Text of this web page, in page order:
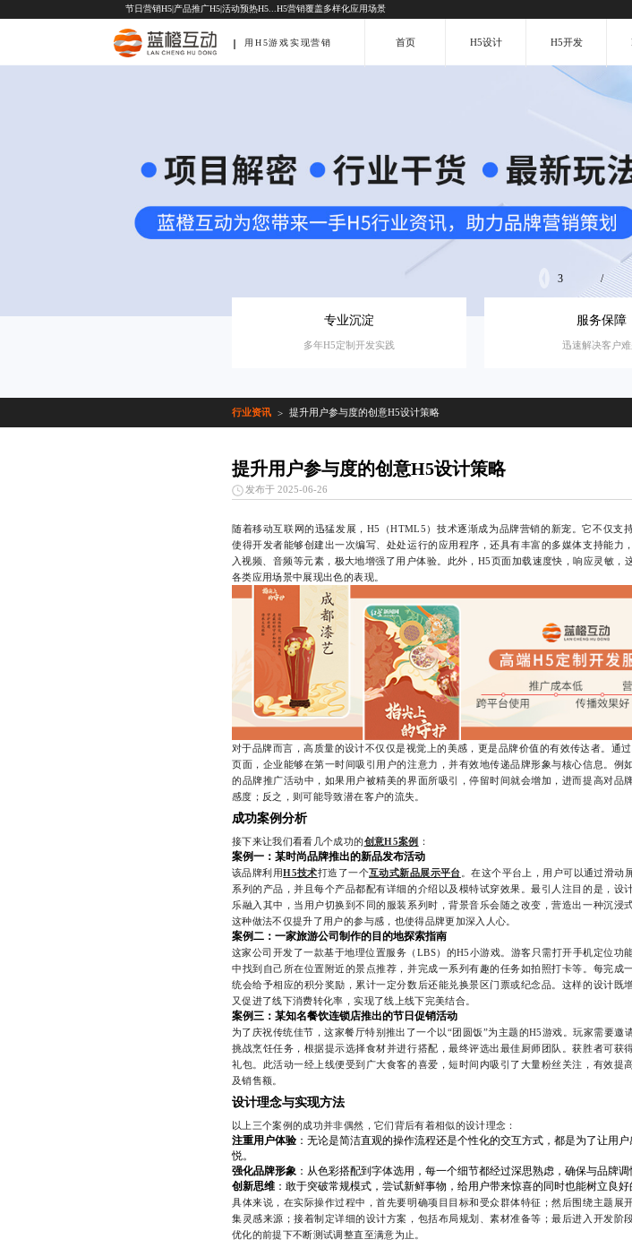
节日营销H5|产品推广H5|活动预热H5 ...H5营销覆盖多样化应用场景
用H5游戏实现营销 首页 H5设计 H5开发
3 /
专业沉淀
多年H5定制开发实践
服务保障
迅速解决客户难
行业资讯 > 提升用户参与度的创意H5设计策略
提升用户参与度的创意H5设计策略
发布于 2025-06-26
随着移动互联网的迅猛发展，H5（HTML5）技术逐渐成为品牌营销的新宠。它不仅支
使得开发者能够创建出一次编写、处处运行的应用程序，还具有丰富的多媒体支持能力
入视频、音频等元素，极大地增强了用户体验。此外，H5页面加载速度快，响应灵敏，
各类应用场景中展现出色的表现。
对于品牌而言，高质量的设计不仅仅是视觉上的美感，更是品牌价值的有效传达者。通
页面，企业能够在第一时间吸引用户的注意力，并有效地传递品牌形象与核心信息。例
的品牌推广活动中，如果用户被精美的界面所吸引，停留时间就会增加，进而提高对品
感度；反之，则可能导致潜在客户的流失。
成功案例分析
接下来让我们看看几个成功的创意H5案例 ：
案例一：某时尚品牌推出的新品发布活动
该品牌利用H5技术打造了一个互动式新品展示平台 。在这个平台上，用户可以通过滑动
系列的产品，并且每个产品都配有详细的介绍以及模特试穿效果。最引人注目的是，设
乐融入其中，当用户切换到不同的服装系列时，背景音乐会随之改变，营造出一种沉浸
这种做法不仅提升了用户的参与感，也使得品牌更加深入人心。
案例二：一家旅游公司制作的目的地探索指南
这家公司开发了一款基于地理位置服务（LBS）的H5小游戏。游客只需打开手机定位功
中找到自己所在位置附近的景点推荐，并完成一系列有趣的任务如拍照打卡等。每完成
统会给予相应的积分奖励，累计一定分数后还能兑换景区门票或纪念品。这样的设计既
又促进了线下消费转化率，实现了线上线下完美结合。
案例三：某知名餐饮连锁店推出的节日促销活动
为了庆祝传统佳节，这家餐厅特别推出了一个以“团圆饭”为主题的H5游戏。玩家需要邀
挑战烹饪任务，根据提示选择食材并进行搭配，最终评选出最佳厨师团队。获胜者可获
礼包。此活动一经上线便受到广大食客的喜爱，短时间内吸引了大量粉丝关注，有效提
及销售额。
设计理念与实现方法
以上三个案例的成功并非偶然，它们背后有着相似的设计理念：
注重用户体验：无论是简洁直观的操作流程还是个性化的交互方式，都是为了让用
悦。
强化品牌形象 ：从色彩搭配到字体选用，每一个细节都经过深思熟虑，确保与品牌调
创新思维 ：敢于突破常规模式，尝试新鲜事物，给用户带来惊喜的同时也能树立良好
具体来说，在实际操作过程中，首先要明确项目目标和受众群体特征；然后围绕主题展
集灵感来源；接着制定详细的设计方案，包括布局规划、素材准备等；最后进入开发阶
优化的前提下不断测试调整直至满意为止。